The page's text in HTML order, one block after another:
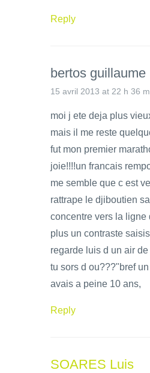
Reply
bertos guillaume
15 avril 2013 at 22 h 36
moi j ete deja plus
mais il me reste
fut mon premier
joie!!!!un francais
me semble que c est
rattrape le djiboutien
concentre vers la ligne
plus un contraste
regarde luis d un air
tu sors d ou???"bref
avais a peine 10 ans,
Reply
SOARES Luis